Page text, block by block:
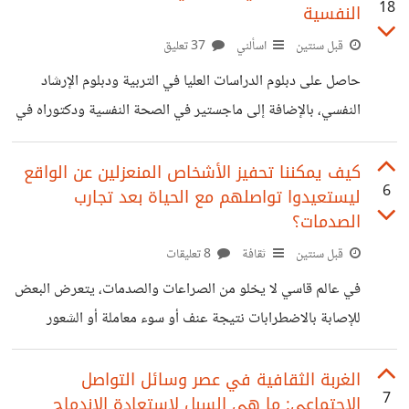
علاقات تبادلية، يقدم فيها خدمات أو منتجات أو حتى معاملات
بسيطة مقابل الحصول على ما يريد. ويمكن أن تكون أخلاقك
الكريمة وأفعالك الحميدة دون مقابل ولكنها في الحقيقة أيضًا
بمقابل وهو شعورك بالرضا والسلام النفسي، حتى الأم فهي تعطي
18 النفسية
قبل سنتين اسألني
حاصل على دبلوم الدراسات العليا في التربية ودبلوم الإرشاد
النفسي، بالإضافة إلى ماجستير في الصحة النفسية ودكتوراه في
علم النفس بتخصص الصحة النفسية، بفضل خبرتي ومعرفتي
العميقة في هذه المجالات، أستطيع تقديم استشارات نفسية
شاملة، ونصائح حياتية مفيدة، مهمتي هي مساعدة الأفراد على
تحسين جودة حياتهم النفسية وتحقيق التوازن والسعادة في
حياتهم اليومية. يسعدني تلقي أسئلتكم واستفساراتكم في هذا
المجال.
6
كيف يمكننا تحفيز الأشخاص المنعزلين عن الواقع
ليستعيدوا تواصلهم مع الحياة بعد تجارب
الصدمات؟
قبل سنتين ثقافة
في عالم قاسي لا يخلو من الصراعات والصدمات، يتعرض البعض
للإصابة بالاضطرابات نتيجة عنف أو سوء معاملة أو الشعور
بالخذلان والإحباط -وما أكثر هذه المواقف بهذه الأيام- فيتجهون
إلى الانفصال عن الواقع في هذه الفترة العصيبة من حياتهم لا
7
الغربة الثقافية في عصر وسائل التواصل